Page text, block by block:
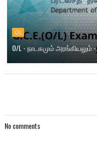
OL
O/L - நாடகமும் அரங்கியலும்
No comments